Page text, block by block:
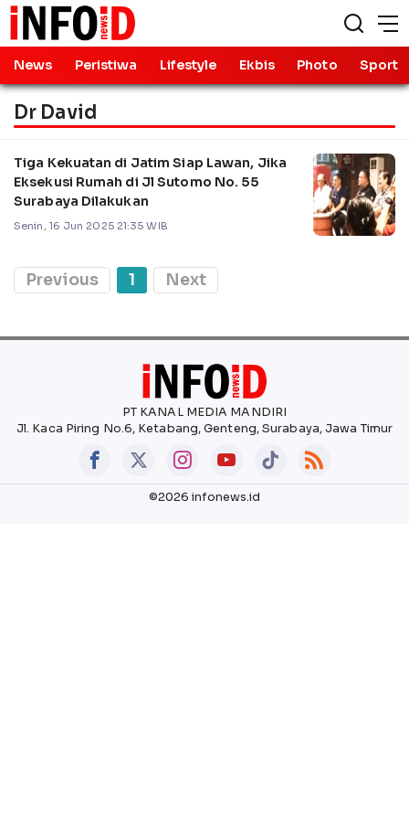
News Peristiwa Lifestyle Ekbis Photo Sport
Dr David
Tiga Kekuatan di Jatim Siap Lawan, Jika
Eksekusi Rumah di Jl Sutomo No. 55
Surabaya Dilakukan
Senin, 16 Jun 2025 21:35 WIB
Previous 1 Next
PT KANAL MEDIA MANDIRI
Jl. Kaca Piring No.6, Ketabang, Genteng, Surabaya, Jawa Timur
©2026 infonews.id